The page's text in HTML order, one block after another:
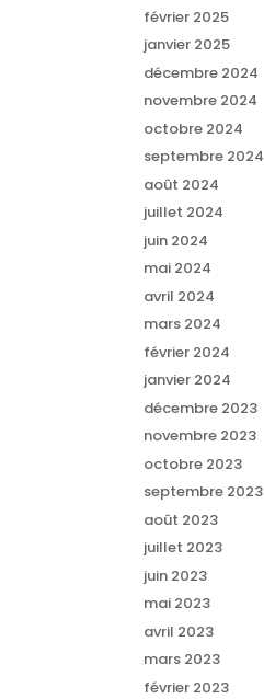
février 2025
janvier 2025
décembre 2024
novembre 2024
octobre 2024
septembre 2024
août 2024
juillet 2024
juin 2024
mai 2024
avril 2024
mars 2024
février 2024
janvier 2024
décembre 2023
novembre 2023
octobre 2023
septembre 2023
août 2023
juillet 2023
juin 2023
mai 2023
avril 2023
mars 2023
février 2023